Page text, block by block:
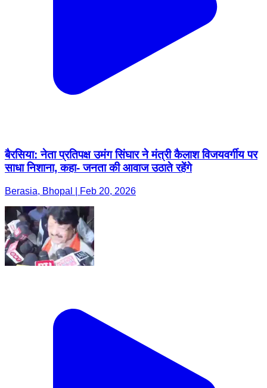
बैरसिया: नेता प्रतिपक्ष उमंग सिंघार ने मंत्री कैलाश विजयवर्गीय पर
साधा निशाना, कहा- जनता की आवाज उठाते रहेंगे
Berasia, Bhopal | Feb 20, 2026